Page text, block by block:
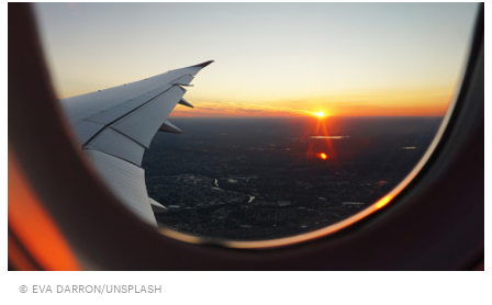
© EVA DARRON/UNSPLASH